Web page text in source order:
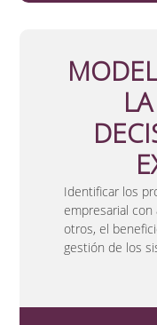
Identificar los
empresarial
otros, el
gestión de los